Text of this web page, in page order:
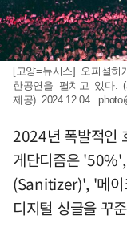
[고양=뉴시스] 오피셜
한공연을 펼치고 있다.
제공) 2024.12.04.
2024년 폭발적인
게단디즘은
(Sanitizer)', '메
디지털 싱글을 꾸